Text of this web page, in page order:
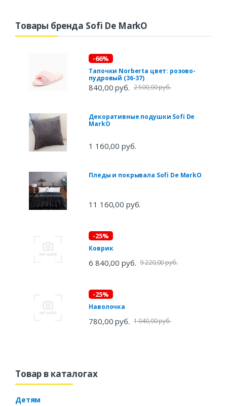
Товары бренда Sofi De MarkO
-66%
Тапочки Norberta цвет: розово-
пудровый (36-37)
840,00 руб. 2 500,00 руб.
Декоративные подушки Sofi De
MarkO
1 160,00 руб.
Пледы и покрывала Sofi De MarkO
11 160,00 руб.
-25%
Коврик
6 840,00 руб. 9 220,00 руб.
-25%
Наволочка
780,00 руб. 1 040,00 руб.
Товар в каталогах
Детям